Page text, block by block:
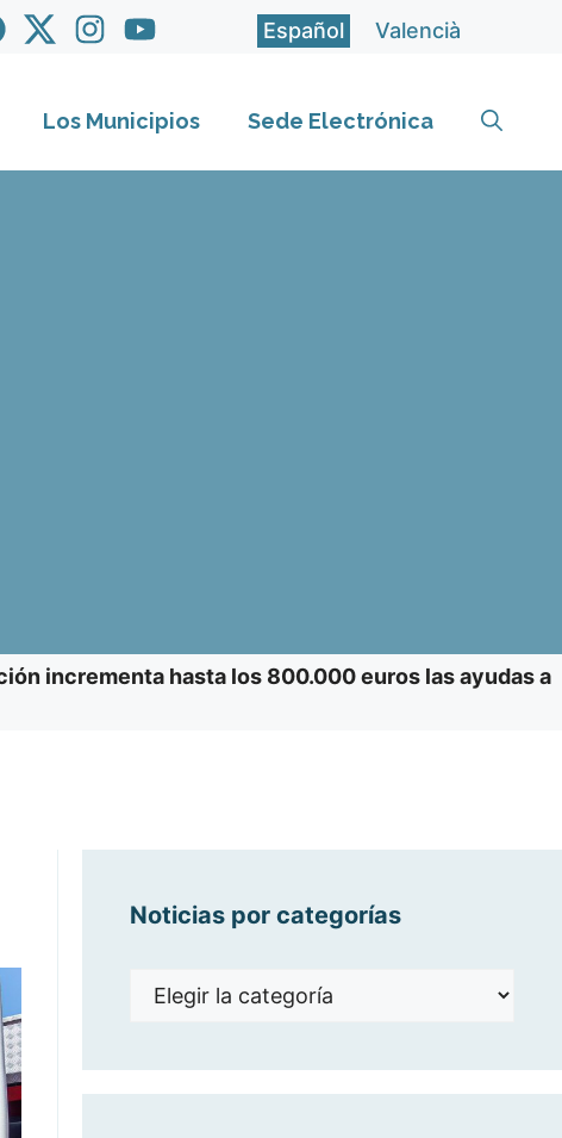
Español Valencià
Los Municipios Sede Electrónica
incrementa hasta los 800.000 euros las ayudas a
Noticias por categorías
Noticias